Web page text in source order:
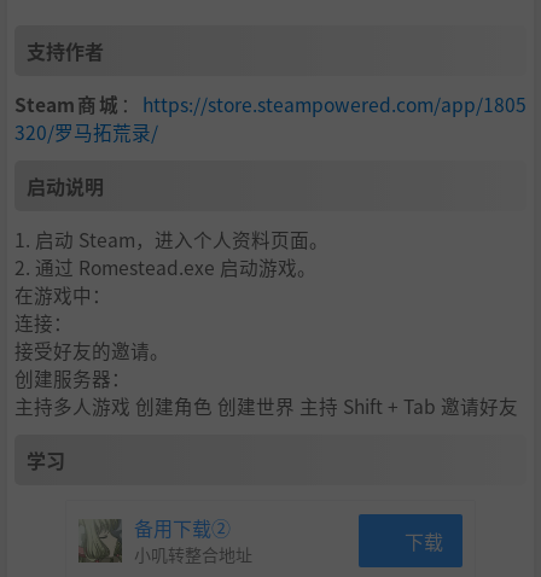
召集你的小队即刻出发！ 解开地牢机关，搜刮战利品，找到
深藏各地的强大boss，配合你和好友各自的独门绝技打败他
们！
支持作者
Steam商城 ： https://store.steampowered.com/app/1805
320/罗马拓荒录/
启动说明
1. 启动 Steam，进入个人资料页面。
2. 通过 Romestead.exe 启动游戏。
在游戏中：
连接：
接受好友的邀请。
创建服务器：
主持多人游戏 创建角色 创建世界 主持 Shift + Tab 邀请好友
学习
备用下载②
小叽转整合地址 下载